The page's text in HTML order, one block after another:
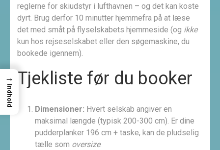
reglerne for skiudstyr i lufthavnen – og det kan koste
dyrt. Brug derfor 10 minutter hjemmefra på at læse
det med småt på flyselskabets hjemmeside (og ikke
kun hos rejseselskabet eller den søgemaskine, du
bookede igennem).
Tjekliste før du booker
Dimensioner: Hvert selskab angiver en
maksimal længde (typisk 200-300 cm). Er dine
pudderplanker 196 cm + taske, kan de pludselig
tælle som oversize.
→
Indhold